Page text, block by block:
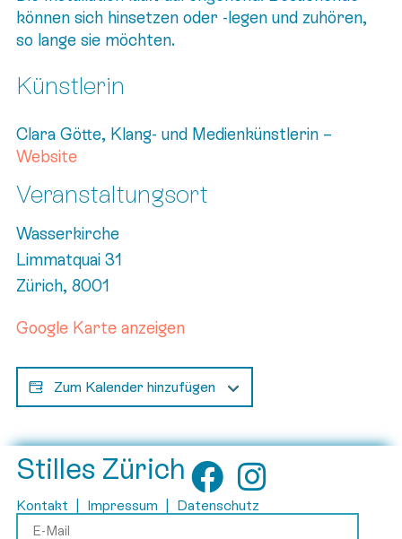
können sich hinsetzen oder -legen und zuhören,
so lange sie möchten.
Künstlerin
Clara Götte, Klang- und Medienkünstlerin –
Website
Veranstaltungsort
Wasserkirche
Limmatquai 31
Zürich, 8001
Google Karte anzeigen
Zum Kalender hinzufügen
Stilles Zürich
Kontakt Impressum Datenschutz